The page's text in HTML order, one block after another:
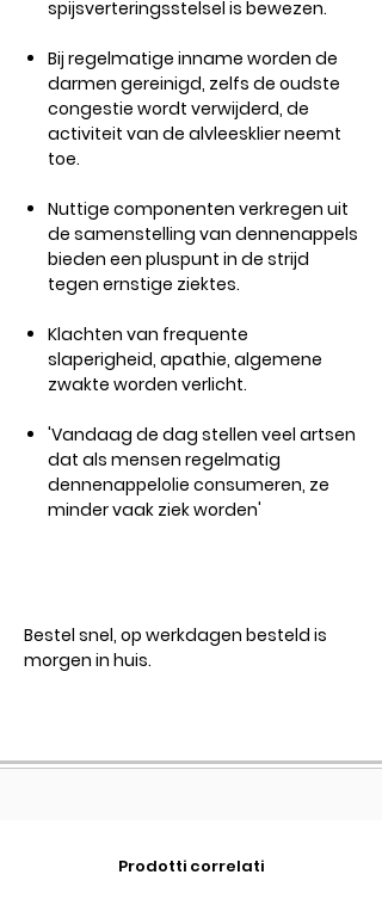
spijsverteringsstelsel is bewezen.
Bij regelmatige inname worden de
darmen gereinigd, zelfs de oudste
congestie wordt verwijderd, de
activiteit van de alvleesklier neemt
toe.
Nuttige componenten verkregen uit
de samenstelling van dennenappels
bieden een pluspunt in de strijd
tegen ernstige ziektes.
Klachten van frequente
slaperigheid, apathie, algemene
zwakte worden verlicht.
'Vandaag de dag stellen veel artsen
dat als mensen regelmatig
dennenappelolie consumeren, ze
minder vaak ziek worden'
Bestel snel, op werkdagen besteld is
morgen in huis.
Prodotti correlati